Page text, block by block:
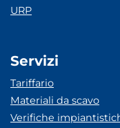
URP
Servizi
Tariffario
Materiali da scavo
Verifiche